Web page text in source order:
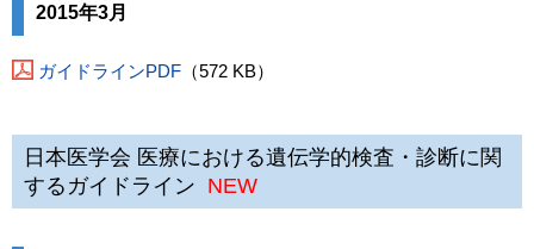
2015年3月
ガイドラインPDF （572 KB）
日本医学会 医療における遺伝学的検査・診断に関
するガイドライン NEW